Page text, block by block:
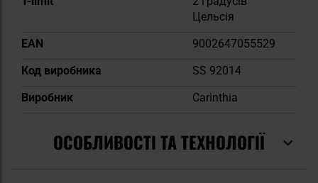
Цельсія
EAN
9002647055529
Код виробника
SS 92014
Виробник
Carinthia
ОСОБЛИВОСТІ ТА ТЕХНОЛОГІЇ